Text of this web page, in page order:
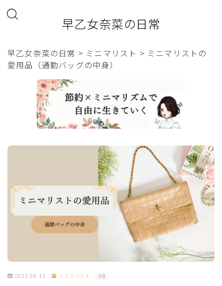
早乙女奈菜の日常
早乙女奈菜の日常 > ミニマリスト > ミニマリストの
愛用品（通勤バッグの中身）
2023.09.13 ミニマリスト PR